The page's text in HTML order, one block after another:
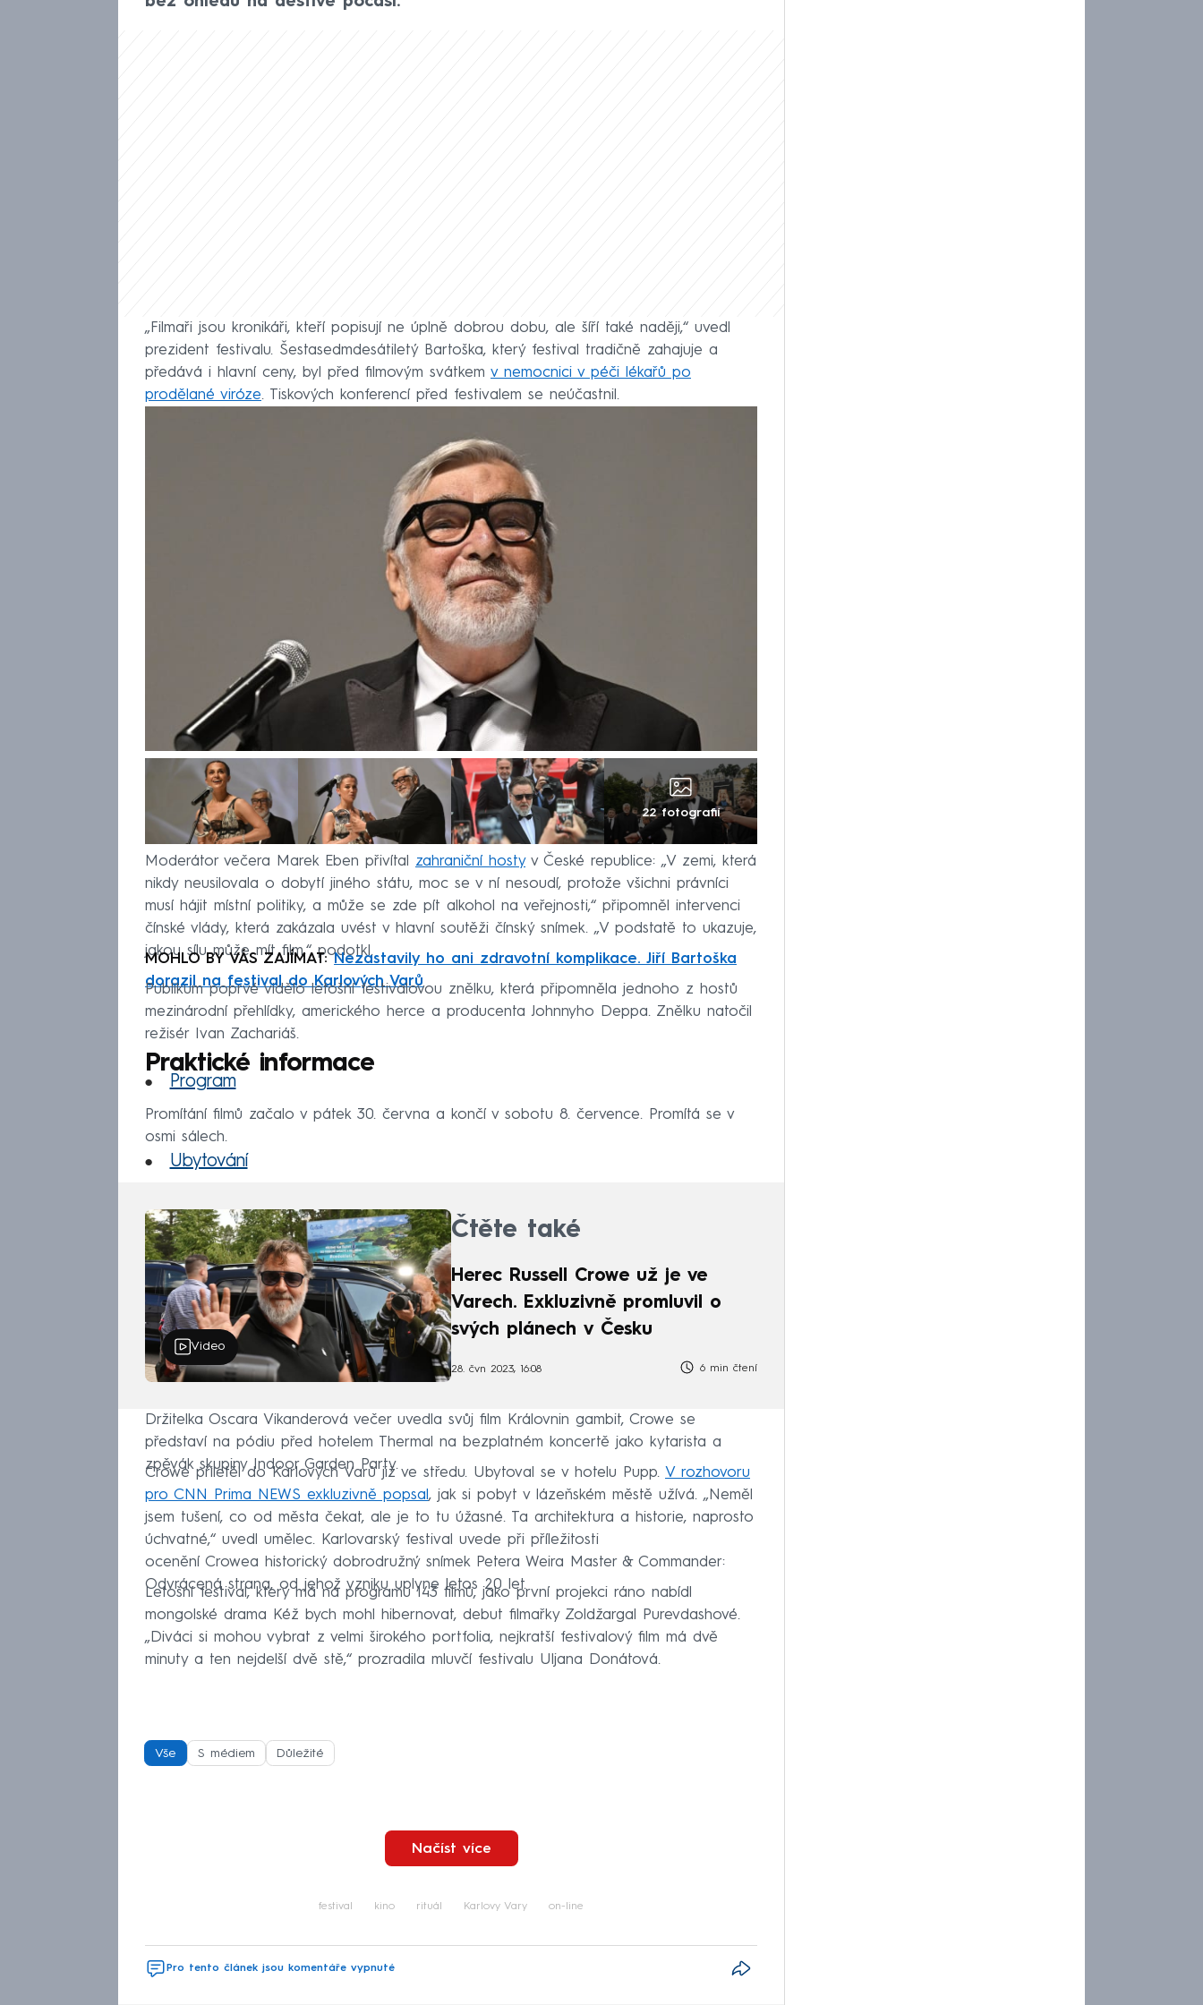
„Filmaři jsou kronikáři, kteří popisují ne úplně dobrou dobu, ale šíří také naději,“ uvedl
prezident festivalu. Šestasedmdesátiletý Bartoška, který festival tradičně zahajuje a
předává i hlavní ceny, byl před filmovým svátkem v nemocnici v péči lékařů po
prodělané viróze. Tiskových konferencí před festivalem se neúčastnil.
22 fotografií
Moderátor večera Marek Eben přivítal zahraniční hostyv České republice: „V zemi, která
nikdy neusilovala o dobytí jiného státu, moc se v ní nesoudí, protože všichni právníci
musí hájit místní politiky, a může se zde pít alkohol na veřejnosti,“ připomněl intervenci
čínské vlády, která zakázala uvést v hlavní soutěži čínský snímek. „V podstatě to ukazuje,
jakou sílu může mít film,“ podotkl.
MOHLO BY VÁS ZAJÍMAT:Nezastavily ho ani zdravotní komplikace. Jiří Bartoška
dorazil na festival do Karlových Varů
Publikum poprvé vidělo letošní festivalovou znělku, která připomněla jednoho z hostů
mezinárodní přehlídky, amerického herce a producenta Johnnyho Deppa. Znělku natočil
režisér Ivan Zachariáš.
Praktické informace
Program
Promítání filmů začalo v pátek 30. června a končí v sobotu 8. července. Promítá se v
osmi sálech.
Ubytování
Video
Čtěte také
Herec Russell Crowe už je ve
Varech. Exkluzivně promluvil o
svých plánech v Česku
28. čvn 2023, 16:08 6 min čtení
Držitelka Oscara Vikanderová večer uvedla svůj film Královnin gambit, Crowe se
představí na pódiu před hotelem Thermal na bezplatném koncertě jako kytarista a
zpěvák skupiny Indoor Garden Party.
Crowe přiletěl do Karlových Varů již ve středu. Ubytoval se v hotelu Pupp. V rozhovoru
pro CNN Prima NEWS exkluzivně popsal , jak si pobyt v lázeňském městě užívá. „Neměl
jsem tušení, co od města čekat, ale je to tu úžasné. Ta architektura a historie, naprosto
úchvatné,“ uvedl umělec. Karlovarský festival uvede při příležitosti
ocenění Crowea historický dobrodružný snímek Petera Weira Master & Commander:
Odvrácená strana, od jehož vzniku uplyne letos 20 let.
Letošní festival, který má na programu 143 filmů, jako první projekci ráno nabídl
mongolské drama Kéž bych mohl hibernovat, debut filmařky Zoldžargal Purevdashové.
„Diváci si mohou vybrat z velmi širokého portfolia, nejkratší festivalový film má dvě
minuty a ten nejdelší dvě stě,“ prozradila mluvčí festivalu Uljana Donátová.
Vše S médiem Důležité
Načíst více
festival kino rituál Karlovy Vary on-line
Pro tento článek jsou komentáře vypnuté